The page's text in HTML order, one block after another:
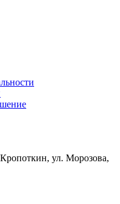
ул. Морозова,